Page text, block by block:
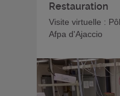
Restauration
Visite virtuelle :
Afpa d'Ajaccio